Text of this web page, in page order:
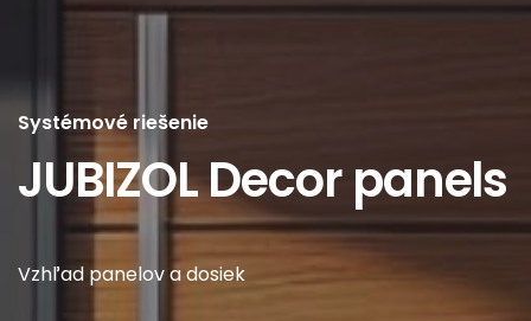
Systémové riešenie
JUBIZOL Decor panels
Vzhľad panelov a dosiek